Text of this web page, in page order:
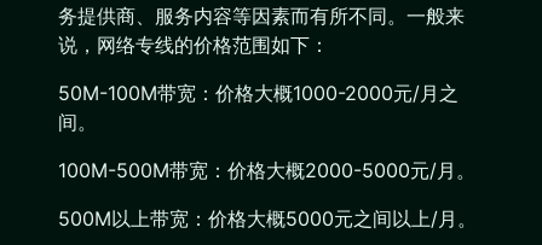
务提供商、服务内容等因素而有所不同。一般来
说，网络专线的价格范围如下：
50M-100M带宽：价格大概1000-2000元/月之
间。
100M-500M带宽：价格大概2000-5000元/月。
500M以上带宽：价格大概5000元之间以上/月。